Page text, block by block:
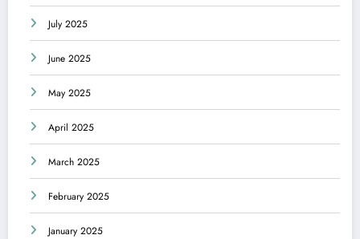
July 2025
June 2025
May 2025
April 2025
March 2025
February 2025
January 2025